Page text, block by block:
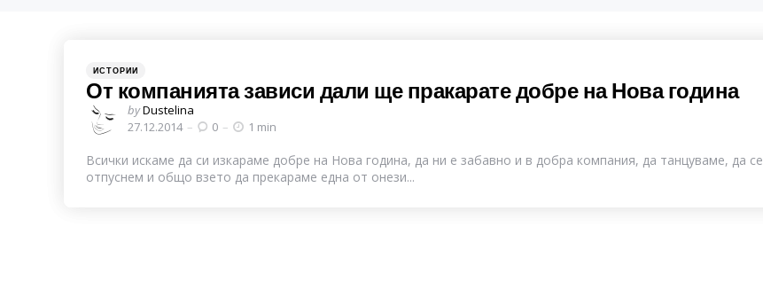
Categories
Posted
ИСТОРИИ
От компанията зависи дали ще пракарате добре на Нова година
Posted
by
byDustelina
27.12.2014
0 1 min
Всички искаме да си изкараме добре на Нова година, да ни е забавно и в добра компания, да танцуваме, да се
отпуснем и общо взето да прекараме една от онези...